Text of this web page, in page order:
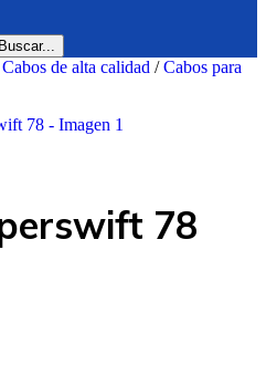
Buscar...
Cabos de alta calidad / Cabos para
78